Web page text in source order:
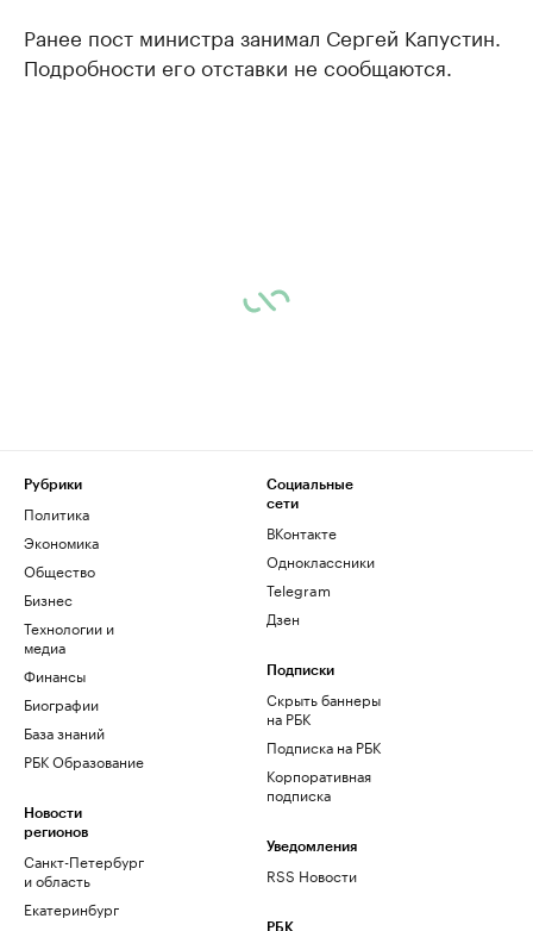
Ранее пост министра занимал Сергей Капустин.
Подробности его отставки не сообщаются.
Рубрики
Политика
Экономика
Общество
Бизнес
Технологии и
медиа
Финансы
Биографии
База знаний
РБК Образование
Новости
регионов
Санкт-Петербург
и область
Екатеринбург
Социальные
сети
ВКонтакте
Одноклассники
Telegram
Дзен
Подписки
Скрыть баннеры
на РБК
Подписка на РБК
Корпоративная
подписка
Уведомления
RSS Новости
РБК